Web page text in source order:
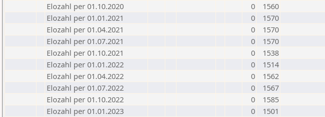
Elozahl per 01.10.2020
0
1560
Elozahl per 01.01.2021
0
1570
Elozahl per 01.04.2021
0
1570
Elozahl per 01.07.2021
0
1570
Elozahl per 01.10.2021
0
1538
Elozahl per 01.01.2022
0
1514
Elozahl per 01.04.2022
0
1562
Elozahl per 01.07.2022
0
1567
Elozahl per 01.10.2022
0
1585
Elozahl per 01.01.2023
0
1501